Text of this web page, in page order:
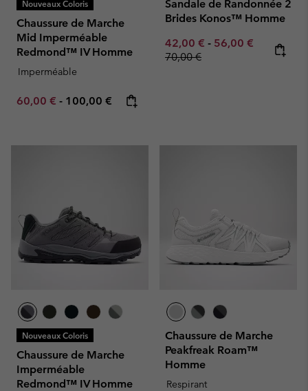
Nouveaux Coloris
Chaussure de Marche
Mid Imperméable
Redmond™ IV Homme
Imperméable
Minimum sale price:
60,00 € - Maximum price:
100,00 €
Sandale de Randonnée 2
Brides Konos™ Homme
Minimum sale price:
42,00 € - Maximum sale
56,00 € Regular
70,00 €
Nouveaux Coloris
Chaussure de Marche
Imperméable
Redmond™ IV Homme
Chaussure de Marche
Peakfreak Roam™
Homme
Respirant